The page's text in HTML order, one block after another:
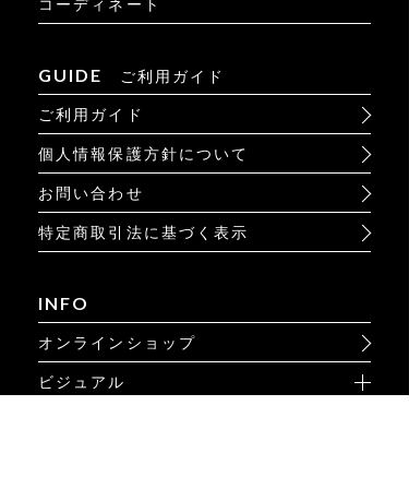
コーディネート
GUIDE ご利用ガイド
ご利用ガイド
個人情報保護方針について
お問い合わせ
特定商取引法に基づく表示
INFO
オンラインショップ
ビジュアル